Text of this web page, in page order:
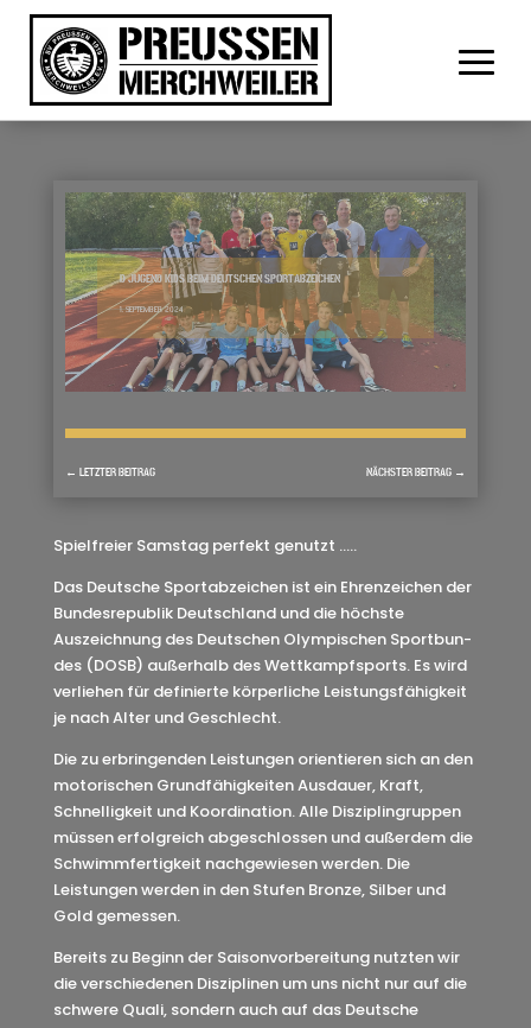
D JUGEND KIDS BEIM DEUTSCHEN SPORTABZEICHEN
1. SEPTEMBER 2024
← LETZTER BEITRAG NÄCHSTER BEITRAG →
Spielfreier Samstag perfekt genutzt …..
Das Deut­sche Sport­ab­zei­chen ist ein Ehren­zei­chen der
Bundes­re­pu­blik Deutsch­land und die höchste
Auszeich­nung des Deut­schen Olym­pi­schen Sport­bun­
des (DOSB) außer­halb des Wett­kampf­sports. Es wird
verlie­hen für defi­nierte körper­li­che Leis­tungs­fä­hig­keit
je nach Alter und Geschlecht.
Die zu erbrin­gen­den Leis­tun­gen orien­tie­ren sich an den
moto­ri­schen Grund­fä­hig­kei­ten Ausdauer, Kraft,
Schnel­lig­keit und Koor­di­na­tion. Alle Diszi­plin­grup­pen
müssen erfolg­reich abge­schlos­sen und außer­dem die
Schwimm­fer­tig­keit nach­ge­wie­sen werden. Die
Leistungen werden in den Stufen Bronze, Silber und
Gold gemessen.
Bereits zu Beginn der Saisonvorbereitung nutzten wir
die verschiedenen Disziplinen um uns nicht nur auf die
schwere Quali, sondern auch auf das Deutsche